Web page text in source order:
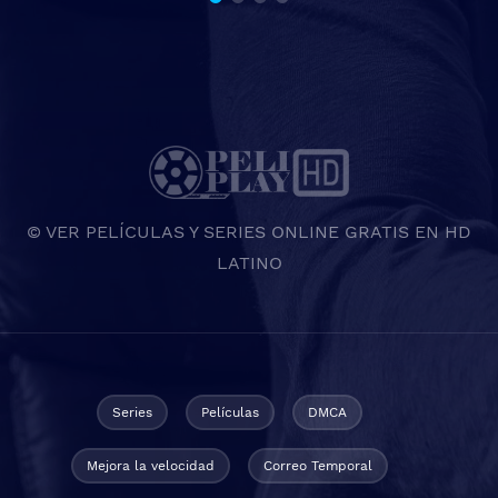
© VER PELÍCULAS Y SERIES ONLINE GRATIS EN HD
LATINO
Series Películas DMCA
Mejora la velocidad Correo Temporal